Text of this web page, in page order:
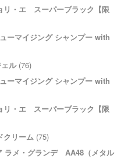
・エ スーパーブラック【限
マイジング シャンプー with
ル(76)
マイジング シャンプー with
・エ スーパーブラック【限
リーム (75)
メ・グランデ AA48（メタル